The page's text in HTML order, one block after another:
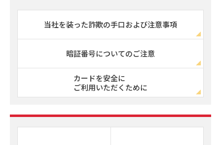
当社を装った詐欺の手口および注意事項
暗証番号についてのご注意
カードを安全に
ご利用いただくために